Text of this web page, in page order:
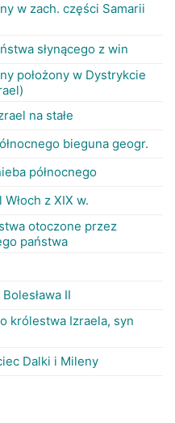
w zach. części Samarii
słynącego z win
położony w Dystrykcie
na stałe
bieguna geogr.
północnego
z XIX w.
otoczone przez
państwa
II
królestwa Izraela, syn
Dalki i Mileny